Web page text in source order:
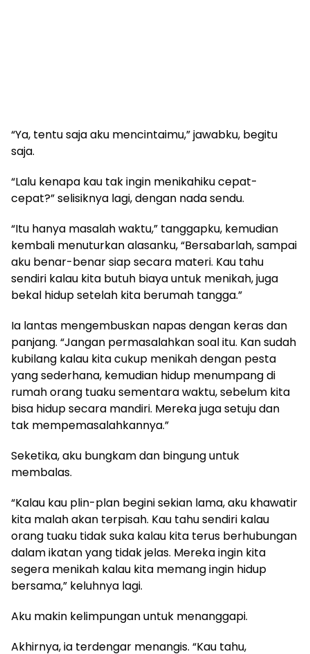
“Ya, tentu saja aku mencintaimu,” jawabku, begitu
saja.
“Lalu kenapa kau tak ingin menikahiku cepat-
cepat?” selisiknya lagi, dengan nada sendu.
“Itu hanya masalah waktu,” tanggapku, kemudian
kembali menuturkan alasanku, “Bersabarlah, sampai
aku benar-benar siap secara materi. Kau tahu
sendiri kalau kita butuh biaya untuk menikah, juga
bekal hidup setelah kita berumah tangga.”
Ia lantas mengembuskan napas dengan keras dan
panjang. “Jangan permasalahkan soal itu. Kan sudah
kubilang kalau kita cukup menikah dengan pesta
yang sederhana, kemudian hidup menumpang di
rumah orang tuaku sementara waktu, sebelum kita
bisa hidup secara mandiri. Mereka juga setuju dan
tak mempemasalahkannya.”
Seketika, aku bungkam dan bingung untuk
membalas.
“Kalau kau plin-plan begini sekian lama, aku khawatir
kita malah akan terpisah. Kau tahu sendiri kalau
orang tuaku tidak suka kalau kita terus berhubungan
dalam ikatan yang tidak jelas. Mereka ingin kita
segera menikah kalau kita memang ingin hidup
bersama,” keluhnya lagi.
Aku makin kelimpungan untuk menanggapi.
Akhirnya, ia terdengar menangis. “Kau tahu,